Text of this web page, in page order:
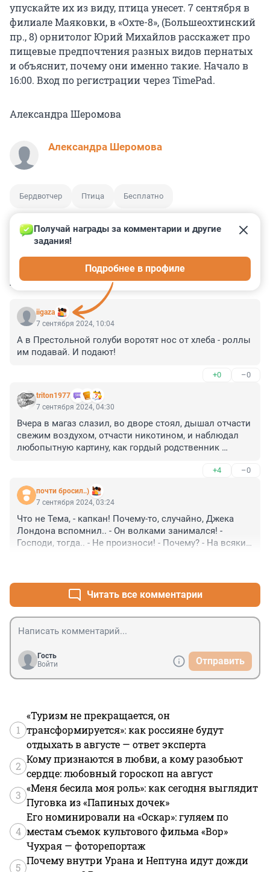
упускайте их из виду, птица унесет. 7 сентября в
филиале Маяковки, в «Охте-8», (Большеохтинский
пр., 8) орнитолог Юрий Михайлов расскажет про
пищевые предпочтения разных видов пернатых
и объяснит, почему они именно такие. Начало в
16:00. Вход по регистрации через TimePad.
Александра Шеромова
Александра Шеромова
Бердвотчер Птица Бесплатно
КОММЕНТАРИИ 3
iigaza
Получай награды за комментарии и другие
задания!
Подробнее в профиле
7 сентября 2024, 10:04
А в Престольной голуби воротят нос от хлеба - роллы
им подавай. И подают!
+0 –0
triton1977
7 сентября 2024, 04:30
Вчера в магаз слазил, во дворе стоял, дышал отчасти
свежим воздухом, отчасти никотином, и наблюдал
любопытную картину, как гордый родственник
многопрапрапра- птеродактелей (довольно крупная
воронообразное)) Последнее не только не уважает
кошачьих, но и явно их провоцирует, сначала
утаскивая из под самого, дрожащего хвостом от
ярости кота предметы, а потом умудряясь с
издевательским карканьем "выныривать" из под
+4 –0
почти бросил..)
7 сентября 2024, 03:24
Что не Тема, - капкан! Почему-то, случайно, Джека
Лондона вспомнил.. - Он волками занимался! -
Господи, тогда.. - Не произноси! - Почему? - На всякий
флуди, что-то постоянно их притягивает!..)
Читать все комментарии
Гость
Войти
Отправить
1
«Туризм не прекращается, он
трансформируется»: как россияне будут
отдыхать в августе — ответ эксперта
2
Кому признаются в любви, а кому разобьют
сердце: любовный гороскоп на август
3
«Меня бесила моя роль»: как сегодня выглядит
Пуговка из «Папиных дочек»
4
Его номинировали на «Оскар»: гуляем по
местам съемок культового фильма «Вор»
Чухрая — фоторепортаж
5
Почему внутри Урана и Нептуна идут дожди